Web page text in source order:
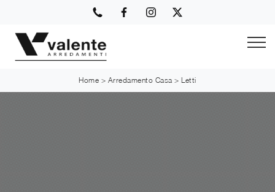
Home > Arredamento Casa >Letti